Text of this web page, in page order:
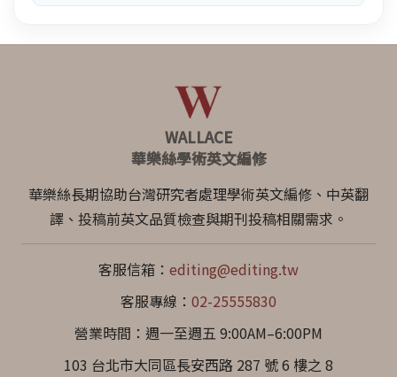
WALLACE
華樂絲學術英文編修
華樂絲長期協助台灣研究者處理學術英文編修、中英翻
譯、投稿前英文品質檢查與期刊投稿相關需求。
客服信箱： editing@editing.tw
客服專線： 02-25555830
營業時間：週一至週五 9:00AM–6:00PM
103 台北市大同區長安西路 287 號 6 樓之 8